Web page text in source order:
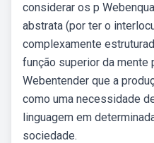
considerar os p
abstrata (por ter o
complexamente
função superior da mente
Webentender que a
como uma necessidade
linguagem em
sociedade.